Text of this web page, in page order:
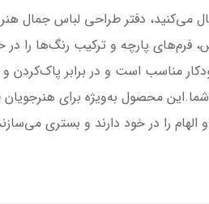
دفتر طراحی لباس جمال
فرم‌های پارچه و ترکیب رنگ‌ها را
مداد، ماژیک و خودکار مناسب است و در برابر
محصول به‌ویژه برای
را در خود دارند و بستری